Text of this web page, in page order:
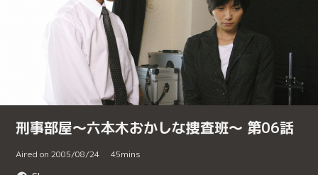
刑事部屋～六本木おかしな捜査班～ 第06話
Aired on 2005/08/24 45mins